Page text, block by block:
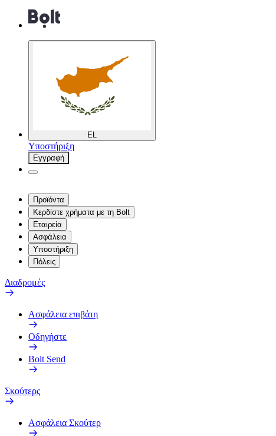
EL
Υποστήριξη
Εγγραφή
Προϊόντα
Κερδίστε χρήματα με τη Bolt
Εταιρεία
Ασφάλεια
Υποστήριξη
Πόλεις
Διαδρομές
Ασφάλεια επιβάτη
Οδηγήστε
Bolt Send
Σκούτερς
Ασφάλεια Σκούτερ